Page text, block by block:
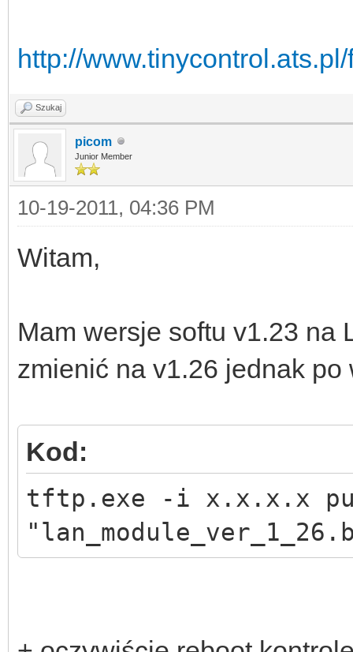
http://
Szukaj
picom
Junior Member
10-19-2011, 04:36 PM
Witam,
Mam wersje softu v1.23 na
zmienić na v1.26 jednak
Kod:
tftp.exe -i x.x.x.x